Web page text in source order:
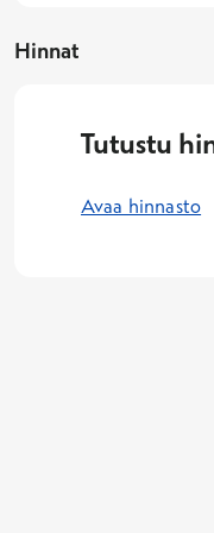
Hinnat
Tutustu
Avaa hinnasto